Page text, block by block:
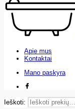
Apie mus
Kontaktai
Mano paskyra
Ieškoti: